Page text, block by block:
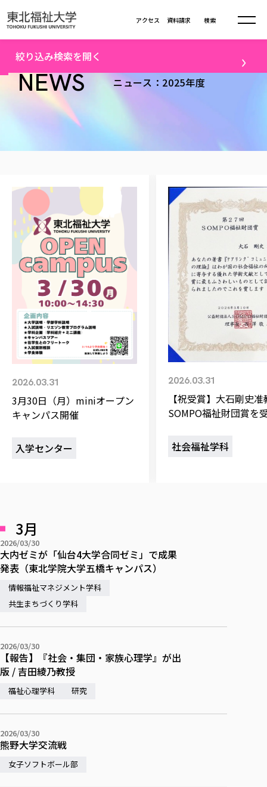
資料請求
アクセス 検索
建学の精神・教育の理念
学長室の窓
教育方針
各種方針
大学の概要
大学の歩み
学生・教職員・卒業生数
学則
校歌の歴史
校章・マーク・カラー
寄附の受け入れ
関連法人
教職員募集
役員・評議員一覧
キャンパス案内
大学の取り組み
大学の取り組み
社会連携・研究
カリキュラム編成ガイドライン
本学のシラバスについて
一般事業主行動計画
公的資金等の不正使用の防止に関する基本方針
研究活動における不正行為の防止等に関する対応
大学広報誌「TFU Newsletter 東北福祉大学通信」
お役立ち情報（リンク集）
情報公開
情報公開
寄附行為
ガバナンス・コード
中期事業計画
事業計画／財務・事業報告
大学評価
IR情報
学校教育法施行規則第172条の2に基づく情報公開
教職課程における情報の公表
学部・学科等設置計画履行状況報告書
情報公開規程
学部・大学院
総合福祉学部
社会福祉学科
福祉心理学科
福祉行政学科
共生まちづくり学部
共生まちづくり学部
共生まちづくり学科
教育学部
教育学部
教育学科
健康科学部
健康科学部
保健看護学科
リハビリテーション学科
医療経営管理学科
産業福祉マネジメント学科
情報福祉マネジメント学科
仏教専修科
大学院
大学院
総合福祉学研究科 社会福祉学専攻 博士課程
通信教育部
学びの特徴
学びの特徴
ICT教育
実学臨床教育（総合福祉学部のみ履修可能）
教員紹介・業績
学びのサポート
学びのサポート
授業料減免・奨学金等
宿舎の紹介
学生生活サポート
学生自主活動支援
社会人学生の育児支援（一時預かり）
学生総合補償制度
スポーツ傷害保険
入学試験
デジタルパンフ
進学相談会
オープンキャンパス
就職状況
取得可能な資格・免許
東北福祉大学のキャリアサポート
東北福祉大学のキャリアサポート
進路・就職支援
採用ご担当者様へ
採用ご担当者様へ
センター長の挨拶
求人の受付について
在学生の方
在学生の方
資格取得報奨制度について
卒業生の方
卒業後のキャリア支援体制
よくあるご質問
課外活動
体育会・運動サークル紹介
文化会・文化系サークル紹介
大学指定団体紹介
国際交流
交換留学生 Exchange students
海外留学・研修
Prospective Students
学生支援センター国際交流の活動
社会連携・研究
東北福祉大学の研究活動
東北福祉大学の研究活動
東北福祉大学の研究紹介
東北福祉大学の紀要・リポジトリ
東北福祉大学の紀要・リポジトリ
教職研究
東北福祉大学オープンアクセス方針
産学・産学官連携
各種社会貢献活動の窓口
伝承講座「311『伝える／備える』次世代塾」
JICA草の根技術協力事業
被災地の子ども支援活動
自治体・団体等との主な協定
自治体・団体等との主な協定
研究所について
研究者のご紹介
生涯教育・キャリア教育
生涯学習・社会人講座
取材
NEWS ニュース：2025年度
絞り込み検索を開く
テーマ
すべて
メディア
社会連携
配信対象
すべて
受験生向け
高校の先生向け
地域・一般向け
在学生向け
卒業生向け
保護者向け
2026.03.31
3月30日（月）miniオープン
キャンパス開催
入学センター
2026.03.31
【祝受賞】大石剛史
SOMPO福祉財団賞を
社会福祉学科
3月
2026/03/30
大内ゼミが「仙台4大学合同ゼミ」で成果
発表（東北学院大学五橋キャンパス）
情報福祉マネジメント学科
共生まちづくり学科
2026/03/30
【報告】『社会・集団・家族心理学』が出
版 / 吉田綾乃教授
福祉心理学科 研究
2026/03/30
熊野大学交流戦
女子ソフトボール部